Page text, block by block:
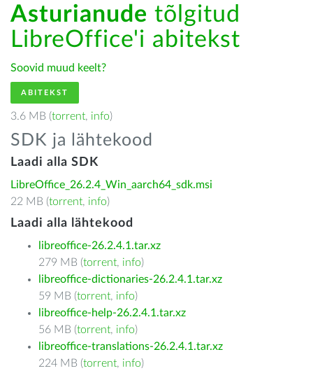
Asturianude tõlgitud
LibreOffice'i abitekst
Soovid muud keelt?
ABITEKST
3.6 MB (torrent, info)
SDK ja lähtekood
Laadi alla SDK
LibreOffice_26.2.4_Win_aarch64_sdk.msi
22 MB (torrent, info)
Laadi alla lähtekood
libreoffice-26.2.4.1.tar.xz
279 MB (torrent, info)
libreoffice-dictionaries-26.2.4.1.tar.xz
59 MB (torrent, info)
libreoffice-help-26.2.4.1.tar.xz
56 MB (torrent, info)
libreoffice-translations-26.2.4.1.tar.xz
224 MB (torrent, info)